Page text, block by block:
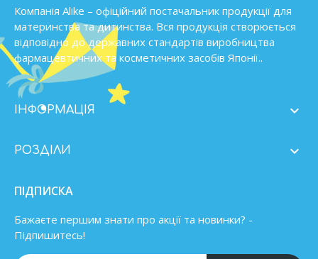
Компанія Alike – офіційний постачальник продукції для
материнства та дитинства. Вся продукція створюється
відповідно до державних стандартів виробництва
фармацевтичних та косметичних засобів Японії..
ІНФОРМАЦІЯ 
РОЗДІЛИ 
ПІДПИСКА
Бажаєте першим знати про акції та новинки? -
Підпишитесь!